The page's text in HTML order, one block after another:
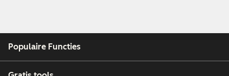
Populaire Functies